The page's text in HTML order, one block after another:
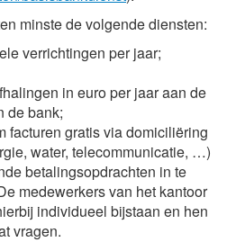
minste de volgende diensten:
verrichtingen per jaar;
in euro per jaar aan de
de bank;
facturen gratis via domiciliëring
water, telecommunicatie, …)
betalingsopdrachten in te
medewerkers van het kantoor
individueel bijstaan en hen
vragen.